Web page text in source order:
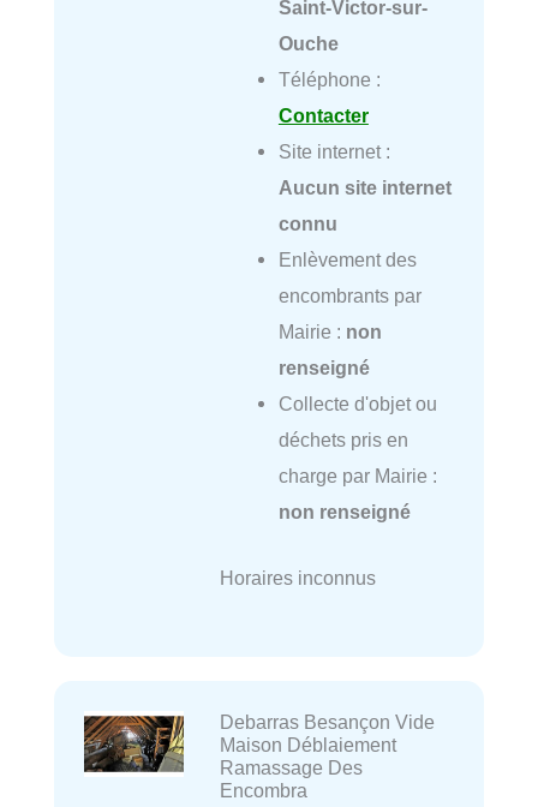
Saint-Victor-sur-
Ouche
Téléphone :
Contacter
Site internet :
Aucun site internet
connu
Enlèvement des
encombrants par
Mairie : non
renseigné
Collecte d'objet ou
déchets pris en
charge par Mairie :
non renseigné
Horaires inconnus
Debarras Besançon Vide
Maison Déblaiement
Ramassage Des
Encombra